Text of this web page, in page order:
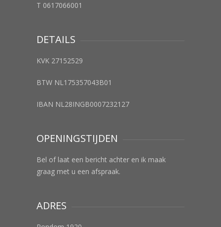
T 0617066001
DETAILS
KVK 27152529
BTW NL175357043B01
IBAN NL28INGB0007232127
OPENINGSTIJDEN
Bel of laat een bericht achter en ik maak
graag met u een afspraak.
ADRES